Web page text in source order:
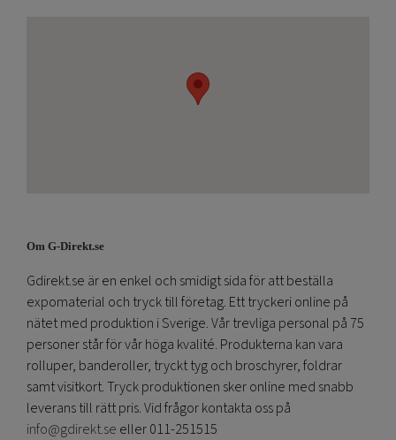
Om G-Direkt.se
Gdirekt.se är en enkel och smidigt sida för att beställa
expomaterial och tryck till företag. Ett tryckeri online på
nätet med produktion i Sverige. Vår trevliga personal på 75
personer står för vår höga kvalité. Produkterna kan vara
rolluper, banderoller, tryckt tyg och broschyrer, foldrar
samt visitkort. Tryck produktionen sker online med snabb
leverans till rätt pris. Vid frågor kontakta oss på
info@gdirekt.se eller 011-251515